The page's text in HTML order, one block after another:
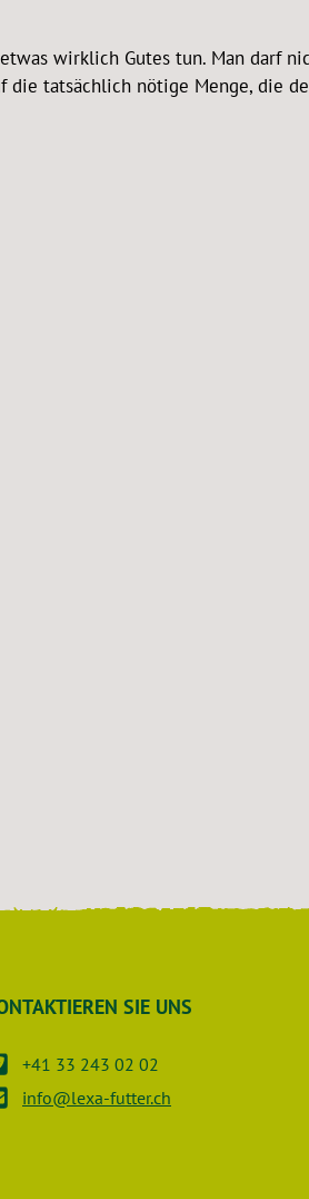
wirklich Gutes tun. Man darf
die tatsächlich nötige Menge, die
SIE UNS
+41 33 243 02 02
info@lexa-futter.ch